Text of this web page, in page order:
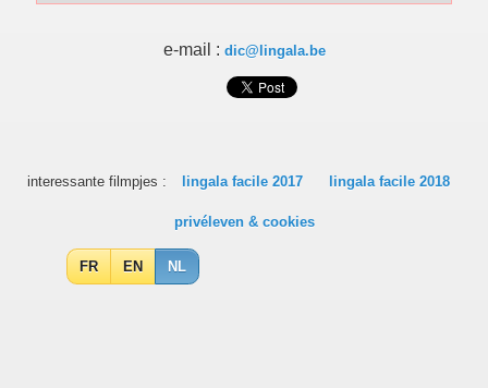
e-mail : dic@lingala.be
interessante filmpjes : lingala facile 2017 lingala facile 2018
privéleven & cookies
FR EN NL